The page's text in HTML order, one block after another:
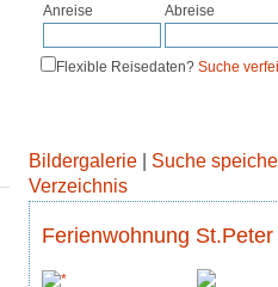
Anreise
Abreise
Flexible Reisedaten? Suche
Bildergalerie
Suche
Verzeichnis
Ferienwohnung